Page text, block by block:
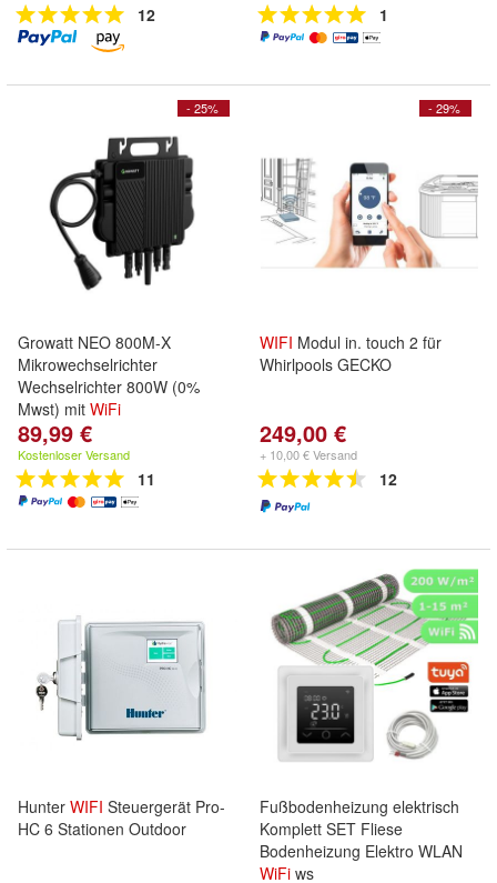
12 1
- 25%
Growatt NEO 800M-X
Mikrowechselrichter
Wechselrichter 800W (0%
Mwst) mit WiFi
89,99 €
Kostenloser Versand
11
- 29%
WIFI Modul in. touch 2 für
Whirlpools GECKO
249,00 €
+ 10,00 € Versand
12
Hunter WIFI Steuergerät Pro-
HC 6 Stationen Outdoor
Fußbodenheizung elektrisch
Komplett SET Fliese
Bodenheizung Elektro WLAN
WiFi ws